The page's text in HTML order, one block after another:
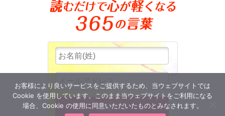
お客様により良いサービスをご提供するため、当ウェブサイトでは
Cookie を使用しています。このまま当ウェブサイトをご利用になる
場合、Cookie の使用に同意いただいたものとみなされます。